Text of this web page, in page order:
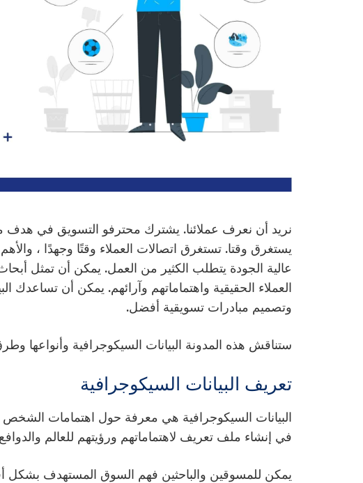
نريد أن نعرف عملائنا. يشترك محترفو التسويق في هدف
يستغرق وقتا. تستغرق اتصالات العملاء وقتًا وجهدًا ،
عالية الجودة يتطلب الكثير من العمل. يمكن أن تمثل
العملاء الحقيقية واهتماماتهم وآرائهم. يمكن أن تساعدك
وتصميم مبادرات تسويقية أفضل.
ستناقش هذه المدونة البيانات السيكوجرافية وأنواعها
تعريف البيانات السيكوجرافية
البيانات السيكوجرافية هي معرفة حول اهتمامات
في إنشاء ملف تعريف لاهتماماتهم ورؤيتهم للعالم
يمكن للمسوقين والباحثين فهم السوق المستهدف بشكل